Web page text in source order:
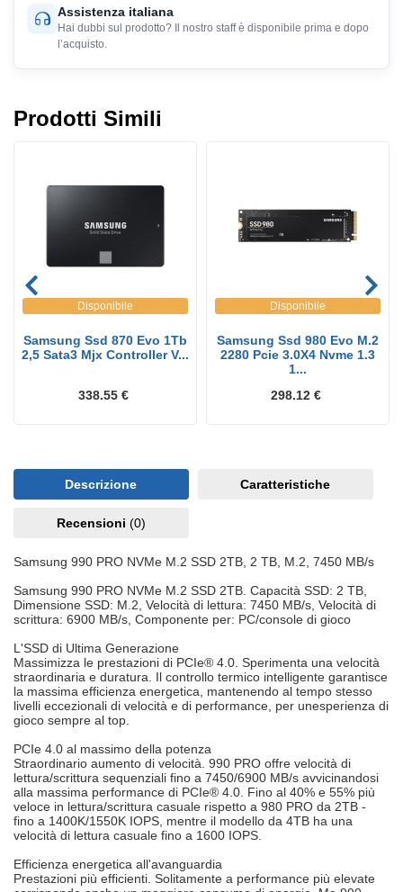
Assistenza italiana
Hai dubbi sul prodotto? Il nostro staff è disponibile prima e dopo
l’acquisto.
Prodotti Simili
Disponibile
Samsung Ssd 870 Evo 1Tb
2,5 Sata3 Mjx Controller V...
338.55 €
Disponibile
Samsung Ssd 980 Evo M.2
2280 Pcie 3.0X4 Nvme 1.3
1...
298.12 €
Descrizione Caratteristiche
Recensioni (0)
Samsung 990 PRO NVMe M.2 SSD 2TB, 2 TB, M.2, 7450 MB/s
Samsung 990 PRO NVMe M.2 SSD 2TB. Capacità SSD: 2 TB,
Dimensione SSD: M.2, Velocità di lettura: 7450 MB/s, Velocità di
scrittura: 6900 MB/s, Componente per: PC/console di gioco
L'SSD di Ultima Generazione
Massimizza le prestazioni di PCIe® 4.0. Sperimenta una velocità
straordinaria e duratura. Il controllo termico intelligente garantisce
la massima efficienza energetica, mantenendo al tempo stesso
livelli eccezionali di velocità e di performance, per unesperienza di
gioco sempre al top.
PCIe 4.0 al massimo della potenza
Straordinario aumento di velocità. 990 PRO offre velocità di
lettura/scrittura sequenziali fino a 7450/6900 MB/s avvicinandosi
alla massima performance di PCIe® 4.0. Fino al 40% e 55% più
veloce in lettura/scrittura casuale rispetto a 980 PRO da 2TB -
fino a 1400K/1550K IOPS, mentre il modello da 4TB ha una
velocità di lettura casuale fino a 1600 IOPS.
Efficienza energetica all'avanguardia
Prestazioni più efficienti. Solitamente a performance più elevate